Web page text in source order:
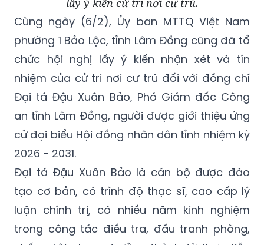
Cùng ngày (6/2), Ủy ban MTTQ Việt Nam
phường 1 Bảo Lộc, tỉnh Lâm Đồng cũng đã tổ
chức hội nghị lấy ý kiến nhận xét và tín
nhiệm của cử tri nơi cư trú đối với đồng chí
Đại tá Đậu Xuân Bảo, Phó Giám đốc Công
an tỉnh Lâm Đồng, người được giới thiệu ứng
cử đại biểu Hội đồng nhân dân tỉnh nhiệm kỳ
2026 - 2031.
Đại tá Đậu Xuân Bảo là cán bộ được đào
tạo cơ bản, có trình độ thạc sĩ, cao cấp lý
luận chính trị, có nhiều năm kinh nghiệm
trong công tác điều tra, đấu tranh phòng,